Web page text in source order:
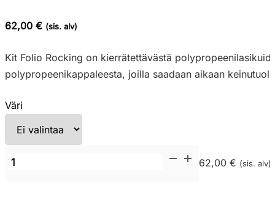
62,00 € (sis. alv)
Kit Folio Rocking on kierrätettävästä
polypropeenikappaleesta, joilla saadaan aikaan
Väri
Nardi
62,00 € (sis. alv)